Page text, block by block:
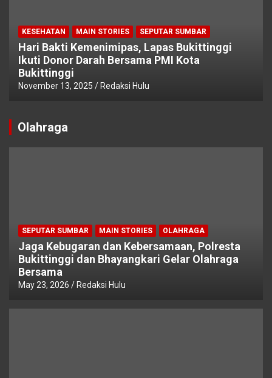
KESEHATAN MAIN STORIES SEPUTAR SUMBAR
Hari Bakti Kemenimipas, Lapas Bukittinggi
Ikuti Donor Darah Bersama PMI Kota
Bukittinggi
November 13, 2025 Redaksi Hulu
Olahraga
SEPUTAR SUMBAR MAIN STORIES OLAHRAGA
Jaga Kebugaran dan Kebersamaan, Polresta
Bukittinggi dan Bhayangkari Gelar Olahraga
Bersama
May 23, 2026 Redaksi Hulu